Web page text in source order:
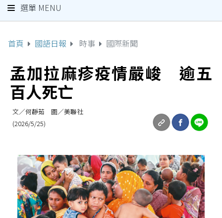
選單 MENU
首頁 國語日報 時事 國際新聞
孟加拉麻疹疫情嚴峻 逾五
百人死亡
文／何靜茹 圖／美聯社
(2026/5/25)